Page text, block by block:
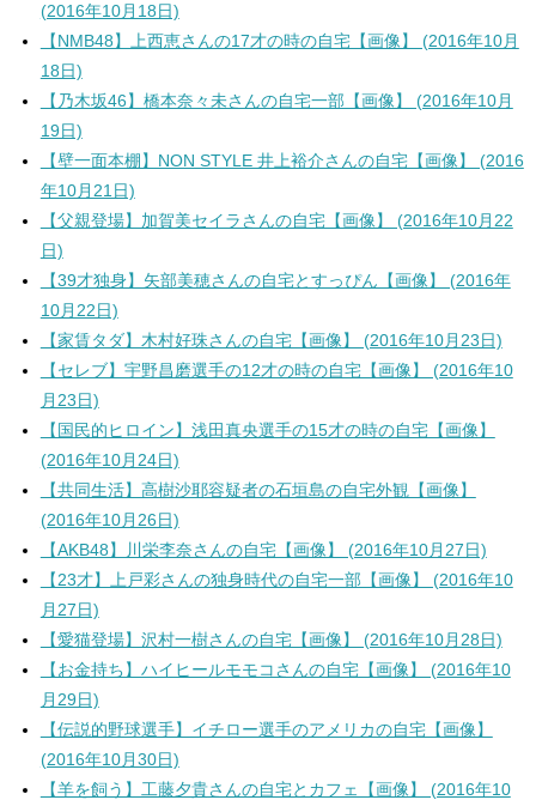
(2016年10月18日)
【NMB48】上西恵さんの17才の時の自宅【画像】 (2016年10月
18日)
【乃木坂46】橋本奈々未さんの自宅一部【画像】 (2016年10月
19日)
【壁一面本棚】NON STYLE 井上裕介さんの自宅【画像】 (2016
年10月21日)
【父親登場】加賀美セイラさんの自宅【画像】 (2016年10月22
日)
【39才独身】矢部美穂さんの自宅とすっぴん【画像】 (2016年
10月22日)
【家賃タダ】木村好珠さんの自宅【画像】 (2016年10月23日)
【セレブ】宇野昌磨選手の12才の時の自宅【画像】 (2016年10
月23日)
【国民的ヒロイン】浅田真央選手の15才の時の自宅【画像】
(2016年10月24日)
【共同生活】高樹沙耶容疑者の石垣島の自宅外観【画像】
(2016年10月26日)
【AKB48】川栄李奈さんの自宅【画像】 (2016年10月27日)
【23才】上戸彩さんの独身時代の自宅一部【画像】 (2016年10
月27日)
【愛猫登場】沢村一樹さんの自宅【画像】 (2016年10月28日)
【お金持ち】ハイヒールモモコさんの自宅【画像】 (2016年10
月29日)
【伝説的野球選手】イチロー選手のアメリカの自宅【画像】
(2016年10月30日)
【羊を飼う】工藤夕貴さんの自宅とカフェ【画像】 (2016年10